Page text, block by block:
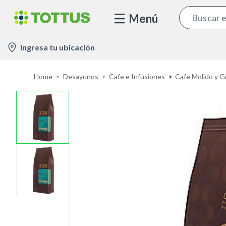
Menú
Ingresa tu ubicación
Home Desayunos Cafe e Infusiones Cafe Molido y